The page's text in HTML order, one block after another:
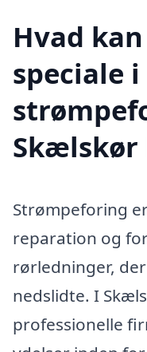
Hvad
speciale i
Skælskør
Strømpeforing
reparation og
rørledninger,
nedslidte. I
professionelle